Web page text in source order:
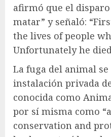
afirmó que el
matar” y señaló:
the lives of people
Unfortunately he
La fuga del animal
instalación privada
conocida como
por sí misma como
conservation and